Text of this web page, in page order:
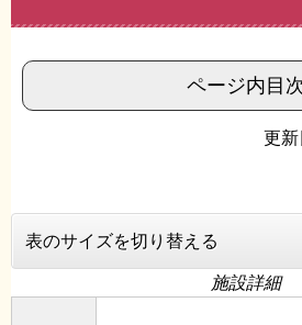
ページ内目次
更
表のサイズを切り替える
施設詳細